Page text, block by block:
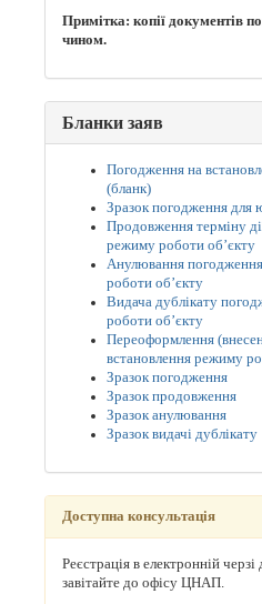
Примітка: копії документів
чином.
Бланки заяв
Погодження на
(бланк)
Зразок погодження для
Продовження терміну
режиму роботи об’єкту
Анулювання
роботи об’єкту
Видача дублікату
роботи об’єкту
Переоформлення
встановлення режиму
Зразок погодження
Зразок продовження
Зразок анулювання
Зразок видачі дублікату
Доступна консультація
Реєстрація в електронній
завітайте до офісу ЦНАП.